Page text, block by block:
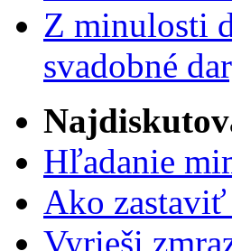
Z minulosti
svadobné
Hľadanie
Ako zastaviť
Vyrieši